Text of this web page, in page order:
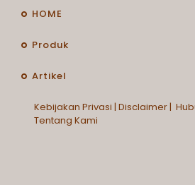
HOME
Produk
Artikel
Kebijakan Privasi | Disclaimer|
Tentang Kami